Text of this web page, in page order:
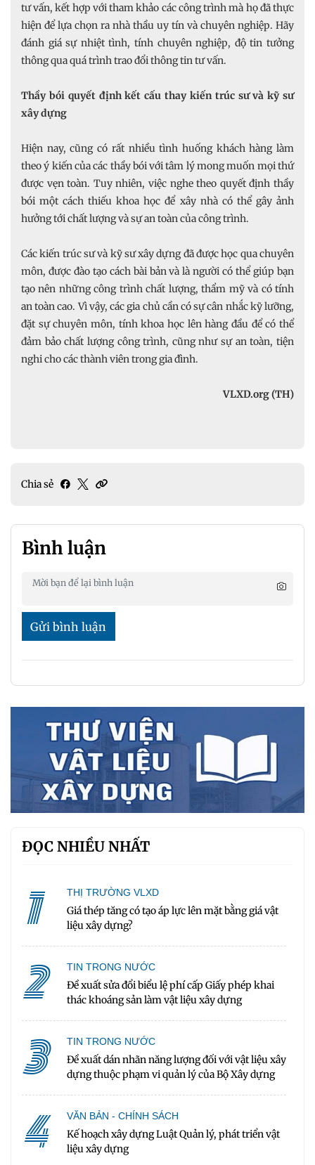
tư vấn, kết hợp với tham khảo các công trình mà họ đã thực
hiện để lựa chọn ra nhà thầu uy tín và chuyên nghiệp. Hãy
đánh giá sự nhiệt tình, tính chuyên nghiệp, độ tin tưởng
thông qua quá trình trao đổi thông tin tư vấn.
Thầy bói quyết định kết cấu thay kiến trúc sư và kỹ sư
xây dựng
Hiện nay, cũng có rất nhiều tình huống khách hàng làm
theo ý kiến của các thầy bói với tâm lý mong muốn mọi thứ
được vẹn toàn. Tuy nhiên, việc nghe theo quyết định thầy
bói một cách thiếu khoa học để xây nhà có thể gây ảnh
hưởng tới chất lượng và sự an toàn của công trình.
Các kiến trúc sư và kỹ sư xây dựng đã được học qua chuyên
môn, được đào tạo cách bài bản và là người có thể giúp bạn
tạo nên những công trình chất lượng, thẩm mỹ và có tính
an toàn cao. Vì vậy, các gia chủ cần có sự cân nhắc kỹ lưỡng,
đặt sự chuyên môn, tính khoa học lên hàng đầu để có thể
đảm bảo chất lượng công trình, cũng như sự an toàn, tiện
nghi cho các thành viên trong gia đình.
VLXD.org (TH)
Chia sẻ
Bình luận
Gửi bình luận
ĐỌC NHIỀU NHẤT
1 THỊ TRƯỜNG VLXD
Giá thép tăng có tạo áp lực lên mặt bằng giá vật
liệu xây dựng?
2 TIN TRONG NƯỚC
Đề xuất sửa đổi biểu lệ phí cấp Giấy phép khai
thác khoáng sản làm vật liệu xây dựng
3 TIN TRONG NƯỚC
Đề xuất dán nhãn năng lượng đối với vật liệu xây
dựng thuộc phạm vi quản lý của Bộ Xây dựng
4 VĂN BẢN - CHÍNH SÁCH
Kế hoạch xây dựng Luật Quản lý, phát triển vật
liệu xây dựng